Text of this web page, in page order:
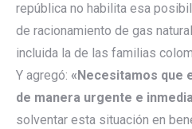
república no habilita esa
de racionamiento de gas
incluida la de las familias
Y agregó: «Necesitamos que
de manera urgente e
solventar esta situación en